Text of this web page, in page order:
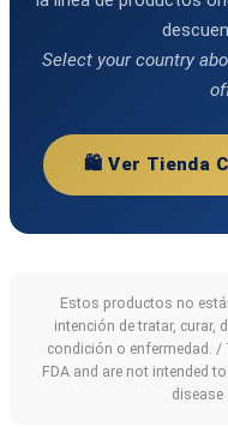
Select your country
🛍️ Ver Tienda
Estos productos no
intención de tratar, curar,
condición o enfermedad. /
FDA and are not intended